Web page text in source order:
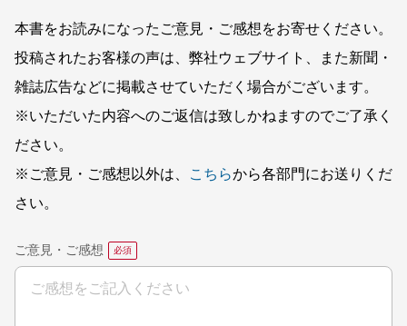
本書をお読みになったご意見・ご感想をお寄せください。
投稿されたお客様の声は、弊社ウェブサイト、また新聞・
雑誌広告などに掲載させていただく場合がございます。
※いただいた内容へのご返信は致しかねますのでご了承く
ださい。
※ご意見・ご感想以外は、
こちらから各部門にお送りくだ
さい。
ご意見・ご感想